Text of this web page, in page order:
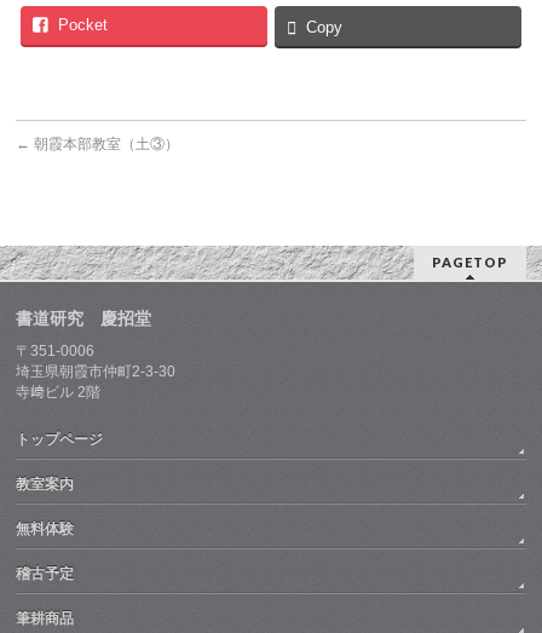
Pocket Copy
← 朝霞本部教室（土③）
PAGETOP
書道研究 慶招堂
〒351-0006
埼玉県朝霞市仲町2-3-30
寺﨑ビル 2階
トップページ
教室案内
無料体験
稽古予定
筆耕商品